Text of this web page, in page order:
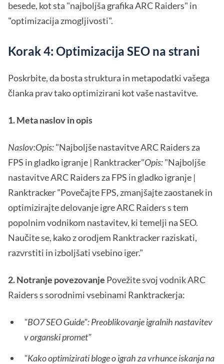
besede, kot sta "najboljša grafika ARC Raiders" in
"optimizacija zmogljivosti".
Korak 4: Optimizacija SEO na strani
Poskrbite, da bosta struktura in metapodatki vašega
članka prav tako optimizirani kot vaše nastavitve.
1. Meta naslov in opis
Naslov:Opis:"Najboljše nastavitve ARC Raiders za
FPS in gladko igranje | Ranktracker"Opis:"Najboljše
nastavitve ARC Raiders za FPS in gladko igranje |
Ranktracker "Povečajte FPS, zmanjšajte zaostanek in
optimizirajte delovanje igre ARC Raiders s tem
popolnim vodnikom nastavitev, ki temelji na SEO.
Naučite se, kako z orodjem Ranktracker raziskati,
razvrstiti in izboljšati vsebino iger."
2. Notranje povezovanje Povežite svoj vodnik ARC
Raiders s sorodnimi vsebinami Ranktrackerja:
"BO7 SEO Guide": Preoblikovanje igralnih nastavitev
v organski promet"
"Kako optimizirati bloge o igrah za vrhunce iskanja na